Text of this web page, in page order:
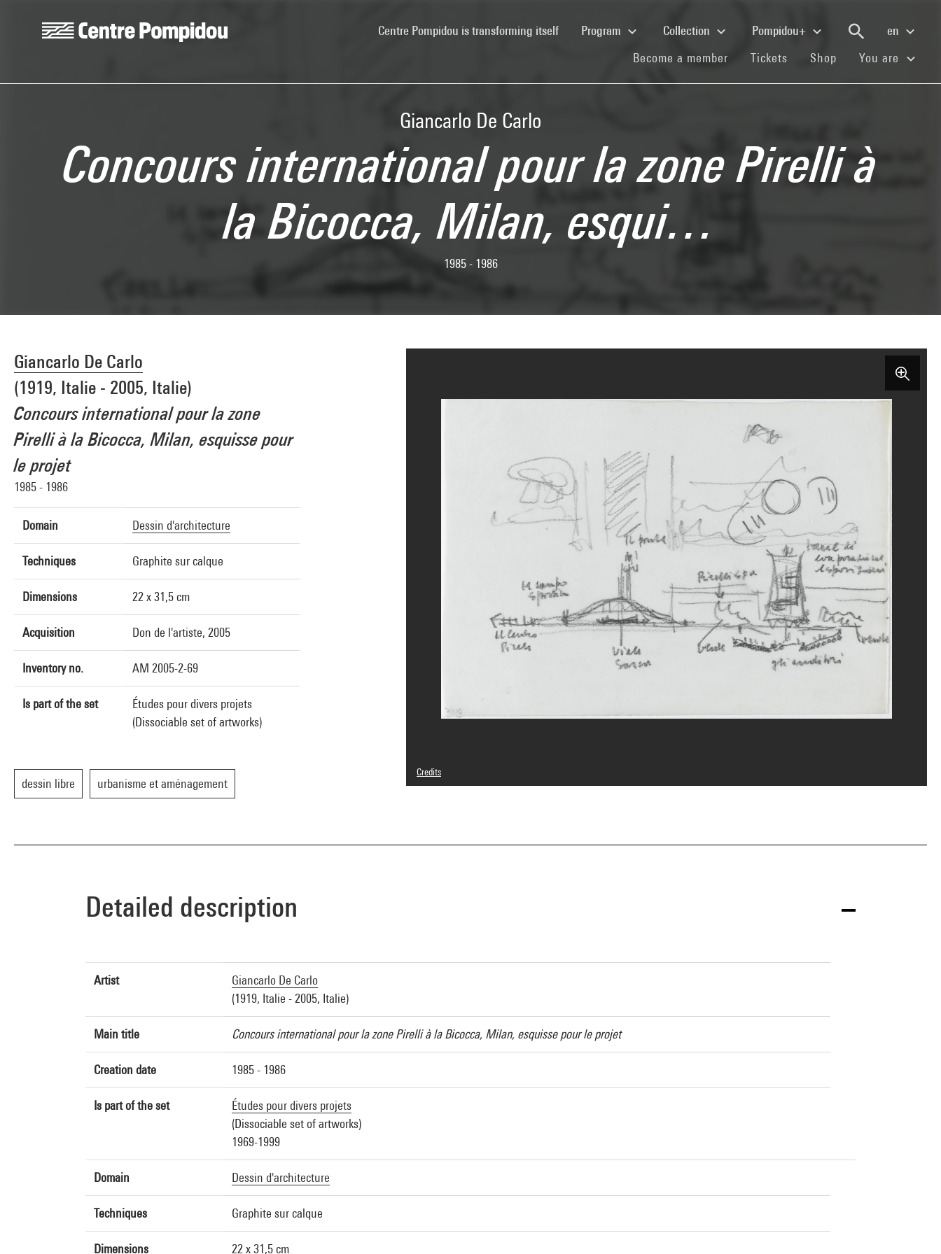
Centre Pompidou is transforming itself(current)Program Collection Pompidou+
en
Become a member (current)
Tickets (current)
Shop (current)You are
Giancarlo De Carlo
Concours international pour la zone Pirelli à
la Bicocca, Milan, esqui…
1985 - 1986
Giancarlo De Carlo
(1919, Italie - 2005, Italie)
Concours international pour la zone
Pirelli à la Bicocca, Milan, esquisse pour
le projet
1985 - 1986
Domain Dessin d'architecture
Techniques Graphite sur calque
Dimensions 22 x 31,5 cm
Acquisition Don de l'artiste, 2005
Inventory no. AM 2005-2-69
Is part of the set
Études pour divers projets
(Dissociable set of artworks)
dessin libre urbanisme et aménagement
Credits
© Anna Vermiglia De Carlo
Detailed description
Artist
Giancarlo De Carlo
(1919, Italie - 2005, Italie)
Main title Concours international pour la zone Pirelli à la Bicocca, Milan, esquisse pour le projet
Creation date 1985 - 1986
Is part of the set
Études pour divers projets
(Dissociable set of artworks)
1969-1999
Domain Dessin d'architecture
Techniques Graphite sur calque
Dimensions 22 x 31,5 cm